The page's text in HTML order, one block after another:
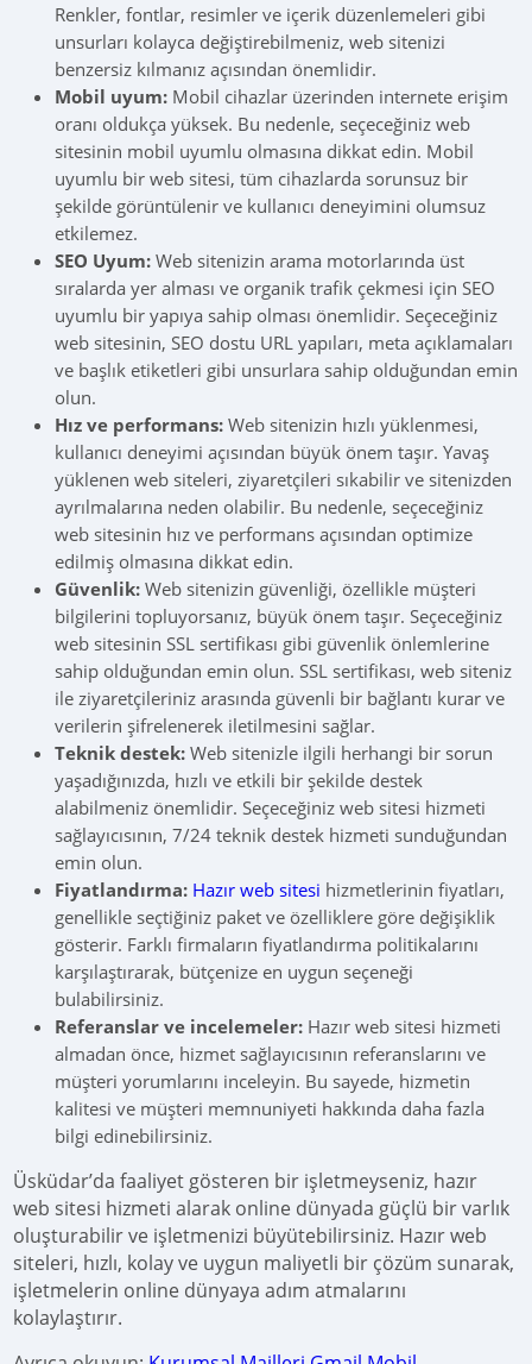
Renkler, fontlar, resimler ve içerik düzenlemeleri gibi
unsurları kolayca değiştirebilmeniz, web sitenizi
benzersiz kılmanız açısından önemlidir.
Mobil uyum: Mobil cihazlar üzerinden internete erişim
oranı oldukça yüksek. Bu nedenle, seçeceğiniz web
sitesinin mobil uyumlu olmasına dikkat edin. Mobil
uyumlu bir web sitesi, tüm cihazlarda sorunsuz bir
şekilde görüntülenir ve kullanıcı deneyimini olumsuz
etkilemez.
SEO Uyum: Web sitenizin arama motorlarında üst
sıralarda yer alması ve organik trafik çekmesi için SEO
uyumlu bir yapıya sahip olması önemlidir. Seçeceğiniz
web sitesinin, SEO dostu URL yapıları, meta açıklamaları
ve başlık etiketleri gibi unsurlara sahip olduğundan emin
olun.
Hız ve performans: Web sitenizin hızlı yüklenmesi,
kullanıcı deneyimi açısından büyük önem taşır. Yavaş
yüklenen web siteleri, ziyaretçileri sıkabilir ve sitenizden
ayrılmalarına neden olabilir. Bu nedenle, seçeceğiniz
web sitesinin hız ve performans açısından optimize
edilmiş olmasına dikkat edin.
Güvenlik: Web sitenizin güvenliği, özellikle müşteri
bilgilerini topluyorsanız, büyük önem taşır. Seçeceğiniz
web sitesinin SSL sertifikası gibi güvenlik önlemlerine
sahip olduğundan emin olun. SSL sertifikası, web siteniz
ile ziyaretçileriniz arasında güvenli bir bağlantı kurar ve
verilerin şifrelenerek iletilmesini sağlar.
Teknik destek: Web sitenizle ilgili herhangi bir sorun
yaşadığınızda, hızlı ve etkili bir şekilde destek
alabilmeniz önemlidir. Seçeceğiniz web sitesi hizmeti
sağlayıcısının, 7/24 teknik destek hizmeti sunduğundan
emin olun.
Fiyatlandırma: Hazır web sitesi hizmetlerinin fiyatları,
genellikle seçtiğiniz paket ve özelliklere göre değişiklik
gösterir. Farklı firmaların fiyatlandırma politikalarını
karşılaştırarak, bütçenize en uygun seçeneği
bulabilirsiniz.
Referanslar ve incelemeler: Hazır web sitesi hizmeti
almadan önce, hizmet sağlayıcısının referanslarını ve
müşteri yorumlarını inceleyin. Bu sayede, hizmetin
kalitesi ve müşteri memnuniyeti hakkında daha fazla
bilgi edinebilirsiniz.
Üsküdar’da faaliyet gösteren bir işletmeyseniz, hazır
web sitesi hizmeti alarak online dünyada güçlü bir varlık
oluşturabilir ve işletmenizi büyütebilirsiniz. Hazır web
siteleri, hızlı, kolay ve uygun maliyetli bir çözüm sunarak,
işletmelerin online dünyaya adım atmalarını
kolaylaştırır.